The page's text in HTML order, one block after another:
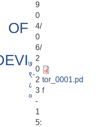
9
७
९-
८
०
0
4/
0
6/
2
0
2
3
-
1
5:
tor_0001.pd
f